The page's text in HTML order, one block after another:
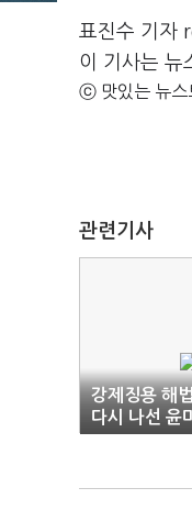
표진수 기자
이 기사는 뉴
ⓒ 맛있는 뉴스
관련기사
강제징용 해
다시 나선 윤